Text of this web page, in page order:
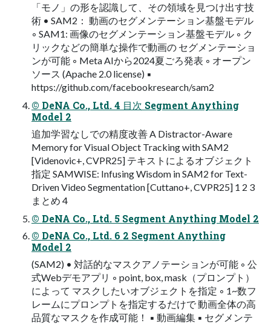
「モノ」の形を認識して、その領域を見つけ出す技
術 • SAM2： 動画のセグメンテーション基盤モデル
◦ SAM1: 画像のセグメンテーション基盤モデル ◦ ク
リックなどの簡単な操作で動画の セグメンテーショ
ンが可能 ◦ Meta AIから2024夏ごろ発表 ◦ オープン
ソース (Apache 2.0 license) ▪
https://github.com/facebookresearch/sam2
© DeNA Co., Ltd. 4 目次 Segment Anything
Model 2
追加学習なしでの精度改善 A Distractor-Aware
Memory for Visual Object Tracking with SAM2
[Videnovic+, CVPR25] テキストによるオブジェクト
指定 SAMWISE: Infusing Wisdom in SAM2 for Text-
Driven Video Segmentation [Cuttano+, CVPR25] 1 2 3
まとめ 4
© DeNA Co., Ltd. 5 Segment Anything Model 2
© DeNA Co., Ltd. 6 2 Segment Anything
Model 2
(SAM2) • 対話的なマスクアノテーションが可能 ◦ 公
式Webデモアプリ ◦ point, box, mask（プロンプト）
によって マスクしたいオブジェクトを指定 ◦ 1~数フ
レームにプロンプトを指定するだけで 動画全体の高
品質なマスクを作成可能！ ▪ 動画編集 ▪ セグメンテ